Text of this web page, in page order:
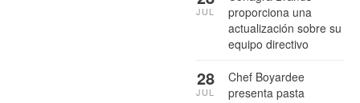
proporciona una
actualización sobre su
equipo directivo
JUL
Chef Boyardee
presenta pasta
28
JUL